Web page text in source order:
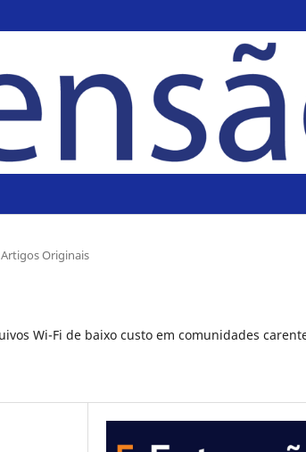
Artigos Originais
Wi-Fi de baixo custo em comunidades